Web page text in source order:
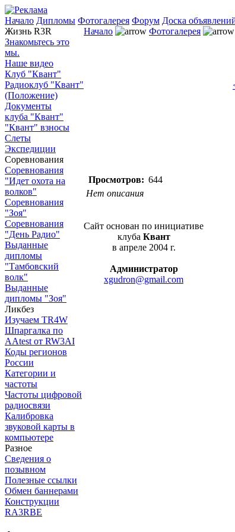
Начало Дипломы Фотогалерея Форум Доска
Жизнь R3R
Знакомьтесь это
мы.
Наше видео
Клуб "Квант"
Радиоклуб "Квант"
(Положение)
Документы
клуба "Квант"
"Квант" взносы
Слеты
Экспедиции
Соревнования
Соревнования
"Идет охота на
волков"
Соревнования
"Зоя"
Соревнования
"День Радио"
Выданные
дипломы
"Тамбовский
волк"
Выданные
дипломы "Зоя"
Ликбез
Изучаем TR4W
Шпаргалка по
AAtest от RW3AI
Коды регионов
России
Категории и
частоты
Частоты цифровой
радиосвязи
Калибровка
звуковой карты в
компьютере
Разное
Сведения о
позывном
Полезные ссылки
Обмен баннерами
Конструкции
RA3RBE
Начало Фотогалерея
Просмотров: 644
Нет описания
Сайт основан по инициативе
клуба Квант
в апреле 2004 г.
Администратор
xgudron@gmail.com